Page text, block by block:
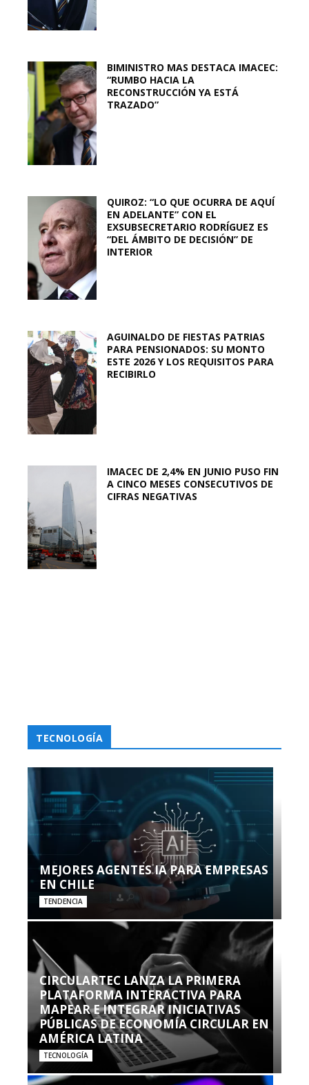
BIMINISTRO MAS DESTACA IMACEC:
“RUMBO HACIA LA
RECONSTRUCCIÓN YA ESTÁ
TRAZADO”
QUIROZ: “LO QUE OCURRA DE AQUÍ
EN ADELANTE” CON EL
EXSUBSECRETARIO RODRÍGUEZ ES
“DEL ÁMBITO DE DECISIÓN” DE
INTERIOR
AGUINALDO DE FIESTAS PATRIAS
PARA PENSIONADOS: SU MONTO
ESTE 2026 Y LOS REQUISITOS PARA
RECIBIRLO
IMACEC DE 2,4% EN JUNIO PUSO FIN
A CINCO MESES CONSECUTIVOS DE
CIFRAS NEGATIVAS
TECNOLOGÍA
MEJORES AGENTES IA PARA EMPRESAS
EN CHILE
TENDENCIA
CIRCULARTEC LANZA LA PRIMERA
PLATAFORMA INTERACTIVA PARA
MAPEAR E INTEGRAR INICIATIVAS
PÚBLICAS DE ECONOMÍA CIRCULAR EN
AMÉRICA LATINA
TECNOLOGÍA